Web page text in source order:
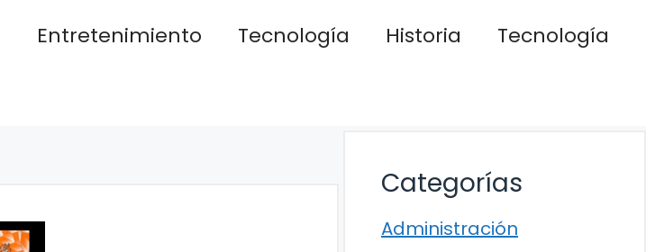
Entretenimiento Tecnología Historia
Tecnología
Categorías
Administración